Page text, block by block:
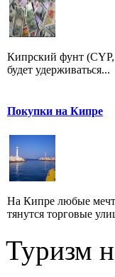
Кипрский фунт (CYP,
будет удерживаться...
Покупки на Кипре
На Кипре любые
тянутся торговые
Туризм